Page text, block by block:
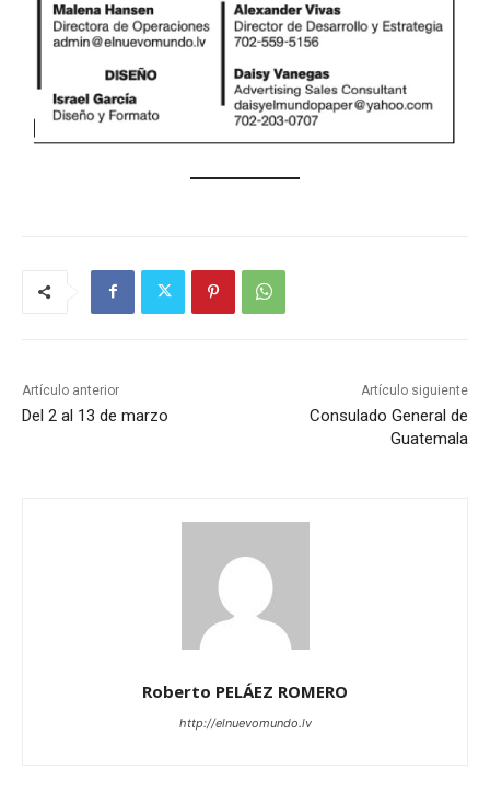
Artículo anterior
Del 2 al 13 de marzo
Artículo siguiente
Consulado General de
Guatemala
Roberto PELÁEZ ROMERO
http://elnuevomundo.lv